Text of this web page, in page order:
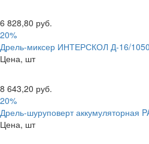
6 828,80 руб.
20%
Дрель-миксер ИНТЕРСКОЛ Д-16/
Цена, шт
8 643,20 руб.
20%
Дрель-шуруповерт аккумуляторная
Цена, шт